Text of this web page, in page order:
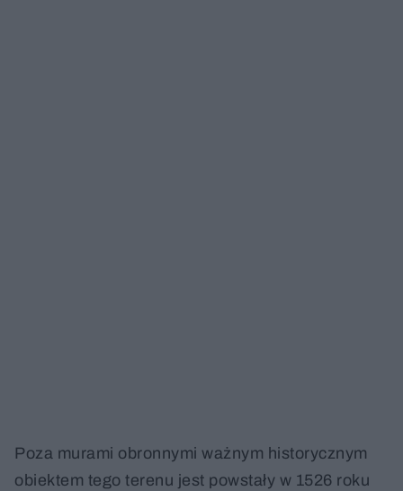
Poza murami obronnymi ważnym historycznym
obiektem tego terenu jest powstały w 1526 roku